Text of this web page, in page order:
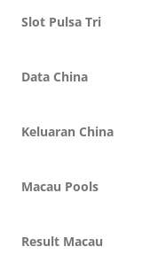
Slot Pulsa Tri
Data China
Keluaran China
Macau Pools
Result Macau